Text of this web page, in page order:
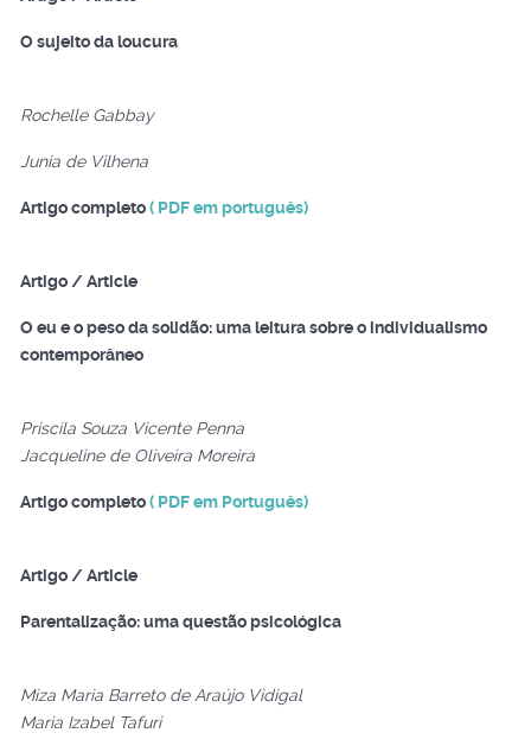
O sujeito da loucura
Rochelle Gabbay
Junia de Vilhena
Artigo completo( PDF em português)
Artigo / Article
O eu e o peso da solidão: uma leitura sobre o individualismo
contemporâneo
Priscila Souza Vicente Penna
Jacqueline de Oliveira Moreira
Artigo completo( PDF em Português)
Artigo / Article
Parentalização: uma questão psicológica
Miza Maria Barreto de Araújo Vidigal
Maria Izabel Tafuri